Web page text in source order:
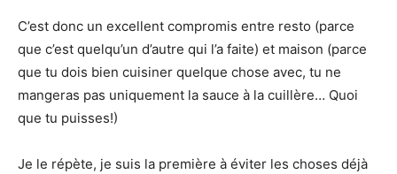
C’est donc un excellent compromis entre resto (parce
que c’est quelqu’un d’autre qui l’a faite) et maison (parce
que tu dois bien cuisiner quelque chose avec, tu ne
mangeras pas uniquement la sauce à la cuillère… Quoi
que tu puisses!)
Je le répète, je suis la première à éviter les choses déjà